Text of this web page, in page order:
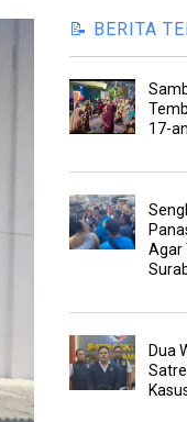
📝 BERITA
17-
Agar
Dua